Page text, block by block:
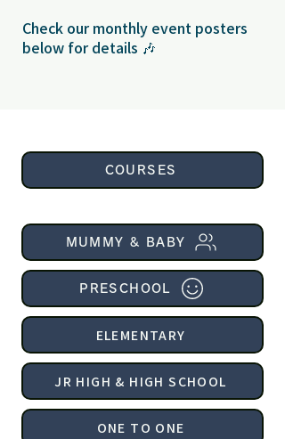
Check our monthly event posters
below for details 🎶
COURSES
MUMMY & BABY
PRESCHOOL
ELEMENTARY
JR HIGH & HIGH SCHOOL
ONE TO ONE